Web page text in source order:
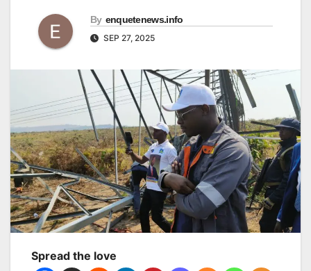
By enquetenews.info
SEP 27, 2025
Spread the love